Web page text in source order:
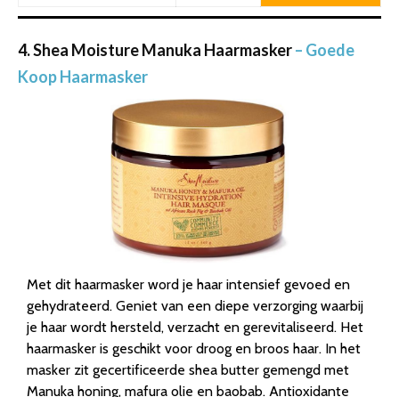
4. Shea Moisture Manuka Haarmasker– Goede
Koop Haarmasker
Met dit haarmasker word je haar intensief gevoed en
gehydrateerd. Geniet van een diepe verzorging waarbij
je haar wordt hersteld, verzacht en gerevitaliseerd. Het
haarmasker is geschikt voor droog en broos haar. In het
masker zit gecertificeerde shea butter gemengd met
Manuka honing, mafura olie en baobab. Antioxidante